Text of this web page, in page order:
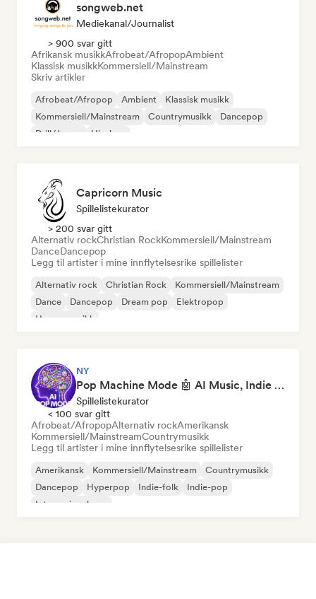
songweb.net
Mediekanal/journalist
> 900 svar gitt
Afrikansk musikkAfrobeat/AfropopAmbient
Klassisk musikkKommersiell/Mainstream
Skriv artikler
Afrobeat/Afropop Ambient
Klassisk musikk
Kommersiell/Mainstream
Countrymusikk
Dancepop
Drill/Jersey
Hip-hop
Capricorn Music
Spillelistekurator
> 200 svar gitt
Alternativ rockChristian RockKommersiell/Mainstream
DanceDancepop
Legg til artister i mine innflytelsesrike spillelister
Alternativ rock Christian Rock
Kommersiell/Mainstream
Dance
Dancepop Dream pop
Elektropop
House-musikk
NY
Pop Machine Mode 🤖 AI Music, Indie Pop & Dream Pop
Spillelistekurator
< 100 svar gitt
Afrobeat/AfropopAlternativ rockAmerikansk
Kommersiell/MainstreamCountrymusikk
Legg til artister i mine innflytelsesrike spillelister
Amerikansk Kommersiell/Mainstream
Countrymusikk
Dancepop
Hyperpop Indie-folk
Indie-pop
Internasjonal pop